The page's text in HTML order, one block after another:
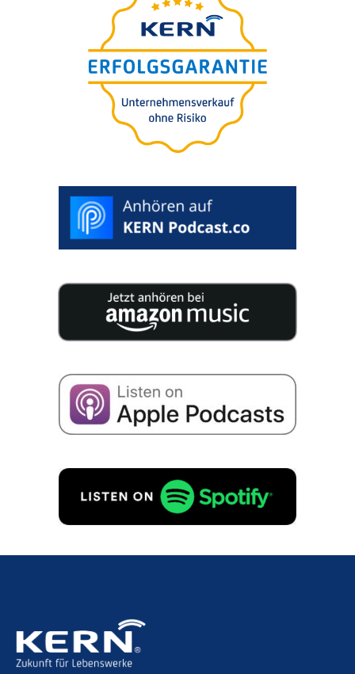
Die 7 teuers­ten Fehler bei
der Unter­neh­mens-bewer­
tung für Käufer oder
Verkäufer
WUNSCHTERMIN AUSWÄHLEN